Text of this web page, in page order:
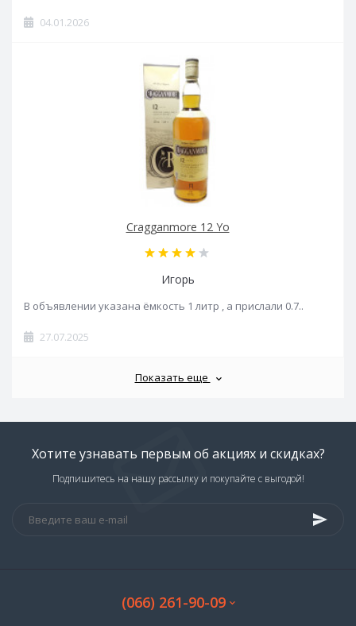
04.01.2026
Cragganmore 12 Yo
Игорь
В объявлении указана ёмкость 1 литр , а прислали 0.7..
27.07.2025
Показать еще
Хотите узнавать первым об акциях и скидках?
Подпишитесь на нашу рассылку и покупайте с выгодой!
(066) 261-90-09